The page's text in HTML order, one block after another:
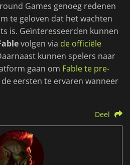
Games genoeg redenen
te geloven dat het wachten
is. Geïnteresseerden kunnen
volgen via de officiële
kunnen spelers naar
gaan om Fable te pre-
de eersten te ervaren wanneer
Deel